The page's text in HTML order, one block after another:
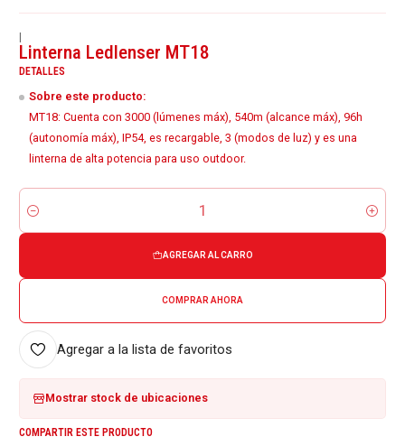
|
Linterna Ledlenser MT18
DETALLES
Sobre este producto:
MT18: Cuenta con 3000 (lúmenes máx), 540m (alcance máx), 96h
(autonomía máx), IP54, es recargable, 3 (modos de luz) y es una
linterna de alta potencia para uso outdoor.
Cantidad
AGREGAR AL CARRO
COMPRAR AHORA
Agregar a la lista de favoritos
Mostrar stock de ubicaciones
COMPARTIR ESTE PRODUCTO